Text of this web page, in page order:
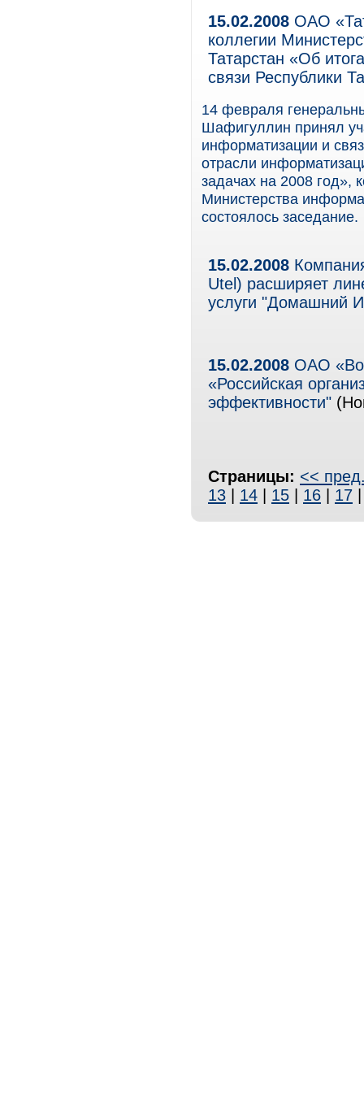
15.02.2008 ОАО
коллегии
Татарстан «Об
связи Республики
14 февраля
Шафигуллин принял
информатизации и
отрасли
задачах на 2008 год»,
Министерства
состоялось заседание.
15.02.2008
Utel) расширяет
услуги "Домашний
15.02.2008 ОАО
«Российская
эффективности"
Страницы: <<
13
14 15 16 17